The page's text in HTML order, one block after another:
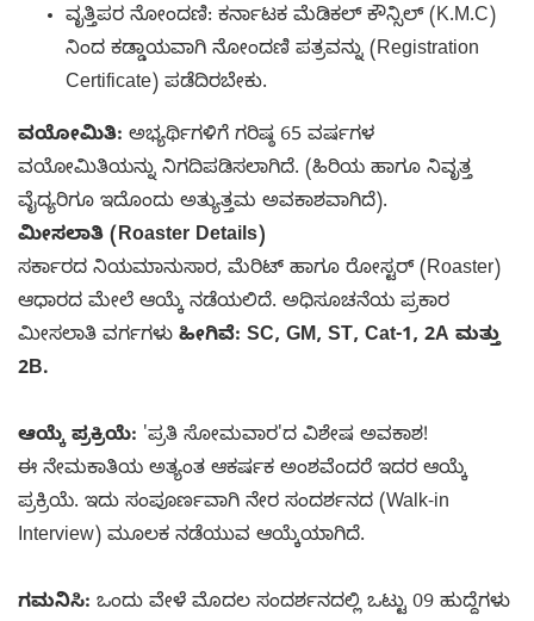
ವೃತ್ತಿಪರ ನೋಂದಣಿ: ಕರ್ನಾಟಕ ಮೆಡಿಕಲ್ ಕೌನ್ಸಿಲ್ (K.M.C)
ನಿಂದ ಕಡ್ಡಾಯವಾಗಿ ನೋಂದಣಿ ಪತ್ರವನ್ನು (Registration
Certificate) ಪಡೆದಿರಬೇಕು.
ವಯೋಮಿತಿ: ಅಭ್ಯರ್ಥಿಗಳಿಗೆ ಗರಿಷ್ಠ 65 ವರ್ಷಗಳ
ವಯೋಮಿತಿಯನ್ನು ನಿಗದಿಪಡಿಸಲಾಗಿದೆ. (ಹಿರಿಯ ಹಾಗೂ ನಿವೃತ್ತ
ವೈದ್ಯರಿಗೂ ಇದೊಂದು ಅತ್ಯುತ್ತಮ ಅವಕಾಶವಾಗಿದೆ).
ಮೀಸಲಾತಿ (Roaster Details)
ಸರ್ಕಾರದ ನಿಯಮಾನುಸಾರ, ಮೆರಿಟ್ ಹಾಗೂ ರೋಸ್ಟರ್ (Roaster)
ಆಧಾರದ ಮೇಲೆ ಆಯ್ಕೆ ನಡೆಯಲಿದೆ. ಅಧಿಸೂಚನೆಯ ಪ್ರಕಾರ
ಮೀಸಲಾತಿ ವರ್ಗಗಳು ಹೀಗಿವೆ: SC, GM, ST, Cat-1, 2A ಮತ್ತು
2B.
ಆಯ್ಕೆ ಪ್ರಕ್ರಿಯೆ: 'ಪ್ರತಿ ಸೋಮವಾರ'ದ ವಿಶೇಷ ಅವಕಾಶ!
ಈ ನೇಮಕಾತಿಯ ಅತ್ಯಂತ ಆಕರ್ಷಕ ಅಂಶವೆಂದರೆ ಇದರ ಆಯ್ಕೆ
ಪ್ರಕ್ರಿಯೆ. ಇದು ಸಂಪೂರ್ಣವಾಗಿ ನೇರ ಸಂದರ್ಶನದ (Walk-in
Interview) ಮೂಲಕ ನಡೆಯುವ ಆಯ್ಕೆಯಾಗಿದೆ.
ಗಮನಿಸಿ: ಒಂದು ವೇಳೆ ಮೊದಲ ಸಂದರ್ಶನದಲ್ಲಿ ಒಟ್ಟು 09 ಹುದ್ದೆಗಳು